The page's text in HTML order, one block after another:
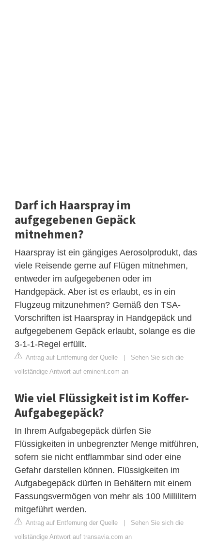
Darf ich Haarspray im
aufgegebenen Gepäck
mitnehmen?
Haarspray ist ein gängiges Aerosolprodukt, das
viele Reisende gerne auf Flügen mitnehmen,
entweder im aufgegebenen oder im
Handgepäck. Aber ist es erlaubt, es in ein
Flugzeug mitzunehmen? Gemäß den TSA-
Vorschriften ist Haarspray in Handgepäck und
aufgegebenem Gepäck erlaubt, solange es die
3-1-1-Regel erfüllt.
Antrag auf Entfernung der Quelle | Sehen Sie sich die
vollständige Antwort auf eminent.com an
Wie viel Flüssigkeit ist im Koffer-
Aufgabegepäck?
In Ihrem Aufgabegepäck dürfen Sie
Flüssigkeiten in unbegrenzter Menge mitführen,
sofern sie nicht entflammbar sind oder eine
Gefahr darstellen können. Flüssigkeiten im
Aufgabegepäck dürfen in Behältern mit einem
Fassungsvermögen von mehr als 100 Millilitern
mitgeführt werden.
Antrag auf Entfernung der Quelle | Sehen Sie sich die
vollständige Antwort auf transavia.com an